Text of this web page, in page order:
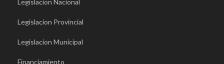
Legislacion Nacional
Legislacion Provincial
Legislacion Municipal
Financiamiento